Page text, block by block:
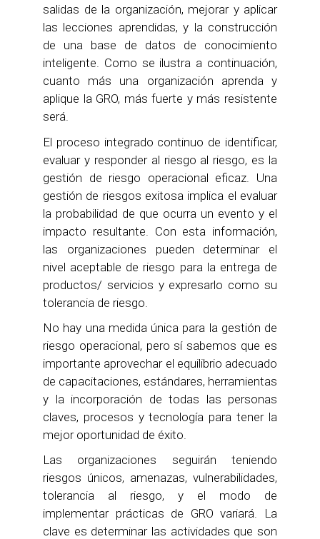
salidas de la organización, mejorar y aplicar
las lecciones aprendidas, y la construcción
de una base de datos de conocimiento
inteligente. Como se ilustra a continuación,
cuanto más una organización aprenda y
aplique la GRO, más fuerte y más resistente
será.
El proceso integrado continuo de identificar,
evaluar y responder al riesgo al riesgo, es la
gestión de riesgo operacional eficaz. Una
gestión de riesgos exitosa implica el evaluar
la probabilidad de que ocurra un evento y el
impacto resultante. Con esta información,
las organizaciones pueden determinar el
nivel aceptable de riesgo para la entrega de
productos/ servicios y expresarlo como su
tolerancia de riesgo.
No hay una medida única para la gestión de
riesgo operacional, pero sí sabemos que es
importante aprovechar el equilibrio adecuado
de capacitaciones, estándares, herramientas
y la incorporación de todas las personas
claves, procesos y tecnología para tener la
mejor oportunidad de éxito.
Las organizaciones seguirán teniendo
riesgos únicos, amenazas, vulnerabilidades,
tolerancia al riesgo, y el modo de
implementar prácticas de GRO variará. La
clave es determinar las actividades que son